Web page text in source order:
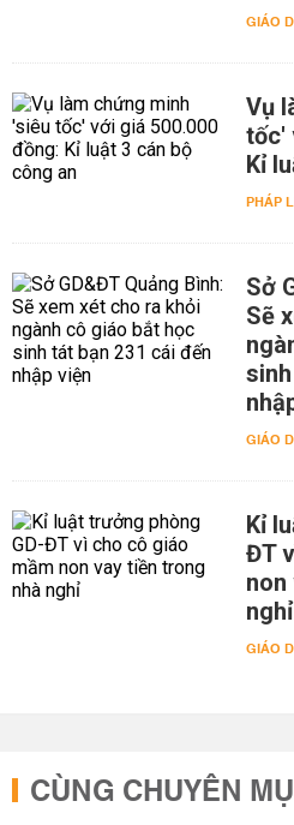
GIÁO
Vụ
tốc'
Kỉ
PHÁP
Sở
Sẽ
GIÁO
Kỉ
ĐT
non
nghỉ
GIÁO
CÙNG CHUYÊN